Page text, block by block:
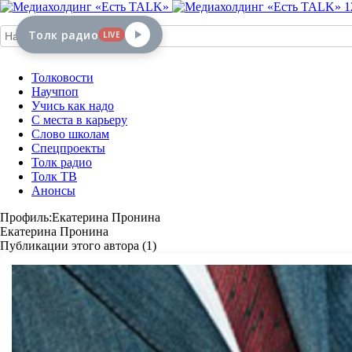
Толковости
Научпоп
Учись как надо
С места в карьеру
Слово школам
Спецпроекты
Толк радио
Толк ТВ
Анонсы
Профиль:Екатерина Пронина
Екатерина Пронина
Публикации этого автора (1)
Толк радио LIVE